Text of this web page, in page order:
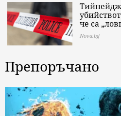
че са
Nova.bg
Препоръчано